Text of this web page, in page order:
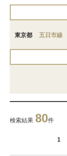
東京都 五日市線
検索結果 80件
1